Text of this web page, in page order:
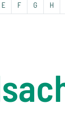
E F G H